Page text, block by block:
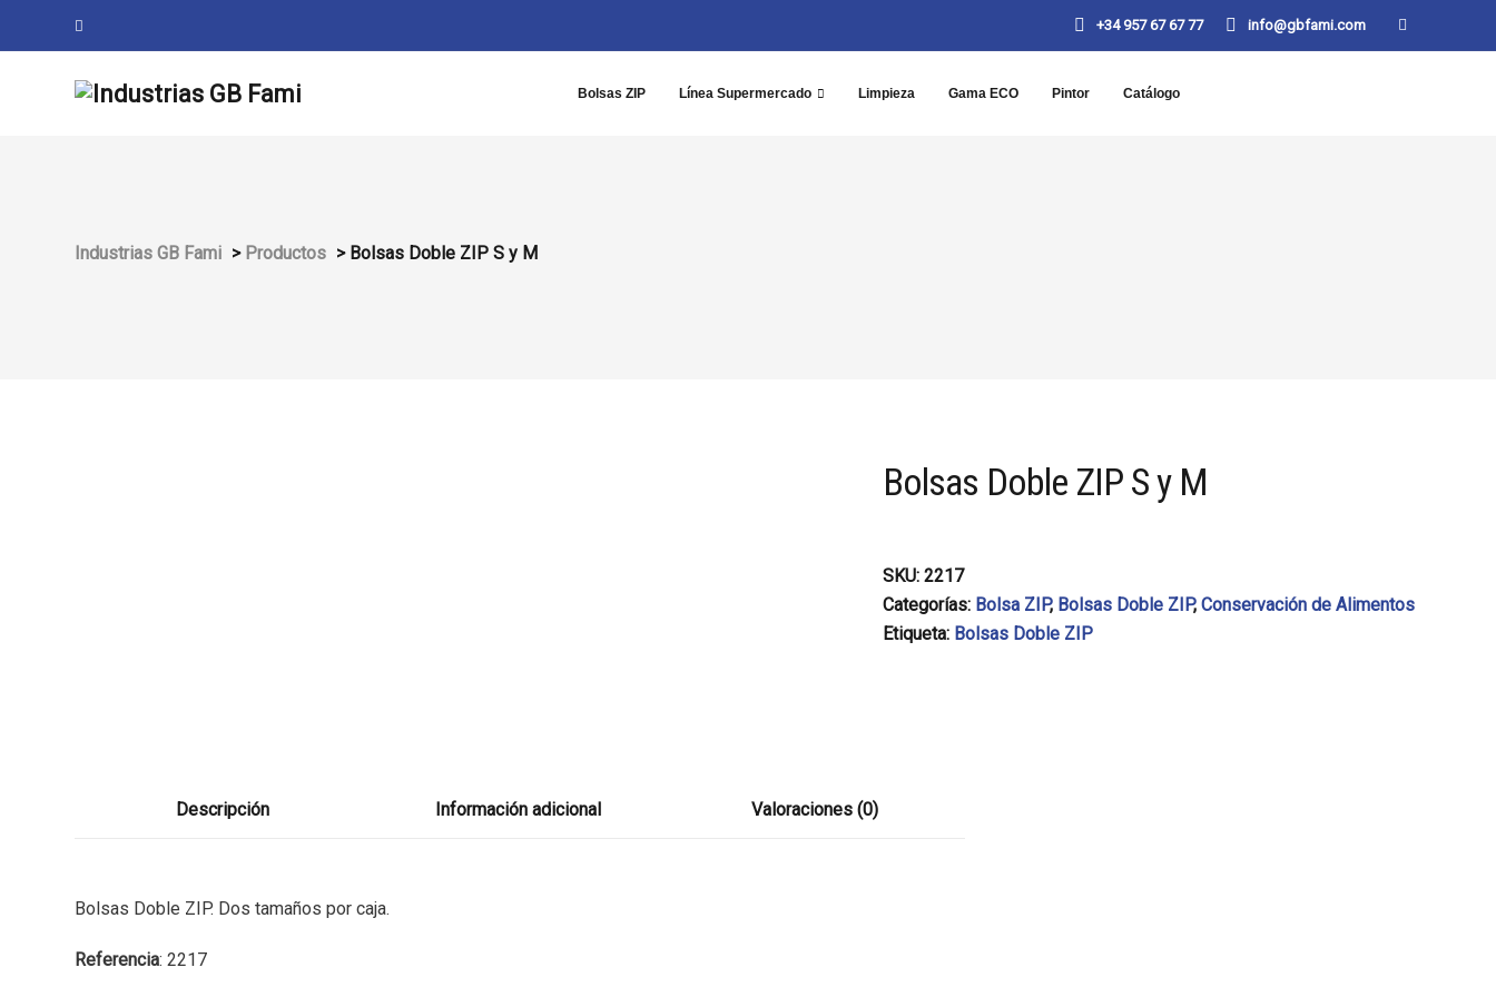
+34 957 67 67 77 info@gbfami.com
Bolsas ZIP Línea Supermercado Limpieza Gama ECO Pintor Catálogo
Industrias GB Fami > Productos > Bolsas Doble ZIP S y M
Bolsas Doble ZIP S y M
SKU: 2217
Categorías: Bolsa ZIP, Bolsas Doble ZIP, Conservación de Alimentos
Etiqueta: Bolsas Doble ZIP
Descripción Información adicional Valoraciones (0)
Bolsas Doble ZIP. Dos tamaños por caja.
Referencia: 2217